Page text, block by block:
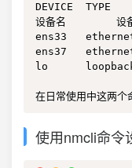
DEVICE  TYPE
设备名        设
ens33
ens37
lo
在日常使用中这两
使用nmcli命令